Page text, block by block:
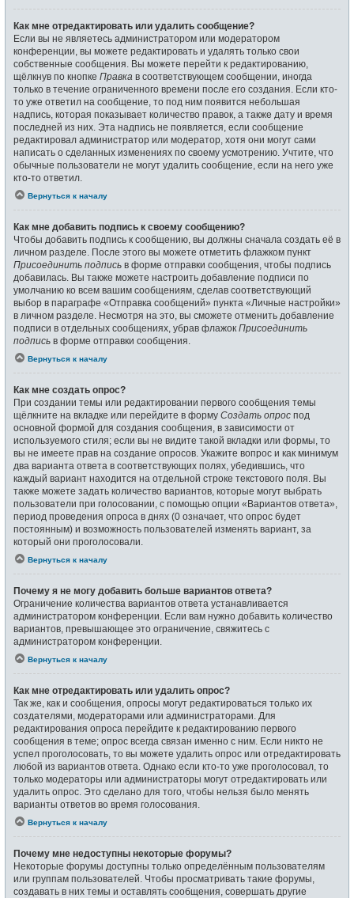
Как мне отредактировать или удалить сообщение?
Если вы не являетесь администратором или модератором
конференции, вы можете редактировать и удалять только свои
собственные сообщения. Вы можете перейти к редактированию,
щёлкнув по кнопке Правка в соответствующем сообщении, иногда
только в течение ограниченного времени после его создания. Если кто-
то уже ответил на сообщение, то под ним появится небольшая
надпись, которая показывает количество правок, а также дату и время
последней из них. Эта надпись не появляется, если сообщение
редактировал администратор или модератор, хотя они могут сами
написать о сделанных изменениях по своему усмотрению. Учтите, что
обычные пользователи не могут удалить сообщение, если на него уже
кто-то ответил.
Вернуться к началу
Как мне добавить подпись к своему сообщению?
Чтобы добавить подпись к сообщению, вы должны сначала создать её в
личном разделе. После этого вы можете отметить флажком пункт
Присоединить подпись в форме отправки сообщения, чтобы подпись
добавилась. Вы также можете настроить добавление подписи по
умолчанию ко всем вашим сообщениям, сделав соответствующий
выбор в параграфе «Отправка сообщений» пункта «Личные настройки»
в личном разделе. Несмотря на это, вы сможете отменить добавление
подписи в отдельных сообщениях, убрав флажок Присоединить
подпись в форме отправки сообщения.
Вернуться к началу
Как мне создать опрос?
При создании темы или редактировании первого сообщения темы
щёлкните на вкладке или перейдите в форму Создать опрос под
основной формой для создания сообщения, в зависимости от
используемого стиля; если вы не видите такой вкладки или формы, то
вы не имеете прав на создание опросов. Укажите вопрос и как минимум
два варианта ответа в соответствующих полях, убедившись, что
каждый вариант находится на отдельной строке текстового поля. Вы
также можете задать количество вариантов, которые могут выбрать
пользователи при голосовании, с помощью опции «Вариантов ответа»,
период проведения опроса в днях (0 означает, что опрос будет
постоянным) и возможность пользователей изменять вариант, за
который они проголосовали.
Вернуться к началу
Почему я не могу добавить больше вариантов ответа?
Ограничение количества вариантов ответа устанавливается
администратором конференции. Если вам нужно добавить количество
вариантов, превышающее это ограничение, свяжитесь с
администратором конференции.
Вернуться к началу
Как мне отредактировать или удалить опрос?
Так же, как и сообщения, опросы могут редактироваться только их
создателями, модераторами или администраторами. Для
редактирования опроса перейдите к редактированию первого
сообщения в теме; опрос всегда связан именно с ним. Если никто не
успел проголосовать, то вы можете удалить опрос или отредактировать
любой из вариантов ответа. Однако если кто-то уже проголосовал, то
только модераторы или администраторы могут отредактировать или
удалить опрос. Это сделано для того, чтобы нельзя было менять
варианты ответов во время голосования.
Вернуться к началу
Почему мне недоступны некоторые форумы?
Некоторые форумы доступны только определённым пользователям
или группам пользователей. Чтобы просматривать такие форумы,
создавать в них темы и оставлять сообщения, совершать другие